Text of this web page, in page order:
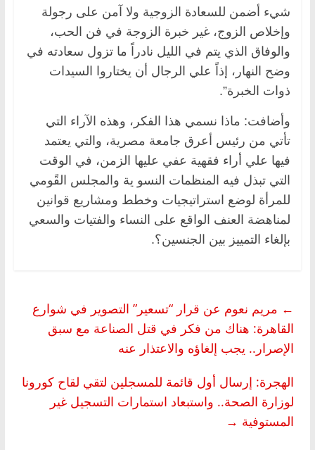
شيء أضمن للسعادة الزوجية ولا آمن على رجولة
وإخلاص الزوج، غير خبرة الزوجة في فن الحب،
والوفاق الذي يتم في الليل نادراً ما تزول سعادته في
وضح النهار، إذاً علي الرجال أن يختاروا السيدات
ذوات الخبرة”.
وأضافت: ماذا نسمي هذا الفكر، وهذه الآراء التي
تأتي من رئيس أعرق جامعة مصرية، والتي يعتمد
فيها علي أراء فقهية عفي عليها الزمن، في الوقت
التي تبذل فيه المنظمات النسو ية والمجلس القًومي
للمرأة لوضع استراتيجيات وخطط ومشاريع قوانين
لمناهضة العنف الواقع على النساء والفتيات والسعي
بإلغاء التمييز بين الجنسين؟.
← مريم نعوم عن قرار “تسعير” التصوير في شوارع
القاهرة: هناك من فكر في قتل الصناعة مع سبق
الإصرار.. يجب إلغاؤه والاعتذار عنه
الهجرة: إرسال أول قائمة للمسجلين لتقي لقاح كورونا
لوزارة الصحة.. واستبعاد استمارات التسجيل غير
المستوفية →